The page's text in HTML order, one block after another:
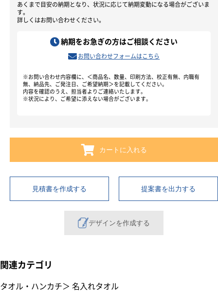
あくまで目安の納期となり、状況に応じて納期変動になる場合がございま
す。
詳しくはお問い合わせください。
納期をお急ぎの方はご相談ください
お問い合わせフォームはこちら
※お問い合わせ内容欄に、＜商品名、数量、印刷方法、校正有無、内職有
無、納品先、ご発注日、ご希望納期＞を記載してください。
内容を確認のうえ、担当者よりご連絡いたします。
※状況により、ご希望に添えない場合がございます。
カートに入れる
見積書を作成する 提案書を出力する
デザインを作成する
関連カテゴリ
タオル・ハンカチ＞ 名入れタオル